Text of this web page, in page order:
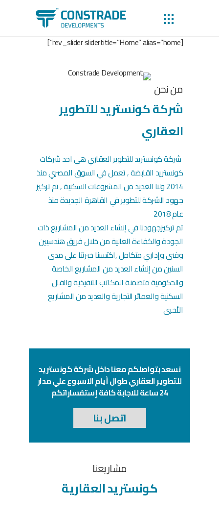
[rev_slider slidertitle=”Home” alias=”home”]
من نحن
شركة كونستريد للتطوير
العقاري
شركة كونستريد للتطوير العقاري هي احد شركات
كونستريد القابضة , تعمل في السوق المصري منذ
2014 ولنا العديد من المشروعات السكنية , تم تركيز
جهود الشركة للتطوير في القاهرة الجديدة منذ
عام 2018
تم تركيزجهودنا في إنشاء العديد من المشاريع ذات
الجودة والكفاءة العالية من خلال فريق هندسيين
وفني وإداري متكامل ,اكتسبنا خبرتنا على مدى
السنين من إنشاء العديد من المشاريع الخاصة
والحكومية متضمنة المكاتب التنفيذية والفلل
السكنية والعمائر التجارية والعديد من المشاريع
الأخرى
نسعد بتواصلكم معنا داخل شركة كونستريد
للتطوير العقاري طوال أيام الاسبوع علي مدار
24 ساعة للاجابة كافة إستفساراتكم
اتصل بنا
مشاريعنا
كونستريد العقارية